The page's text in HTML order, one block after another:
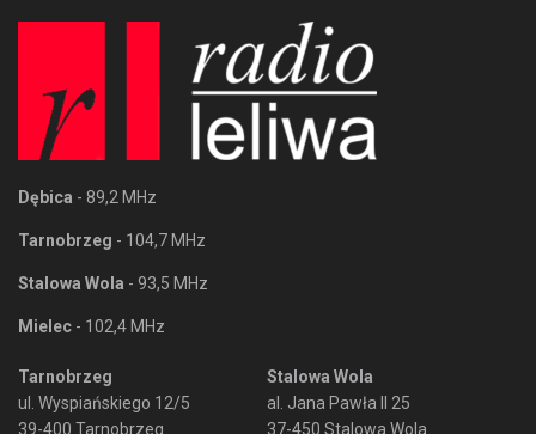
Dębica - 89,2 MHz
Tarnobrzeg - 104,7 MHz
Stalowa Wola - 93,5 MHz
Mielec - 102,4 MHz
Tarnobrzeg
ul. Wyspiańskiego 12/5
39-400 Tarnobrzeg
Stalowa Wola
al. Jana Pawła II 25
37-450 Stalowa Wola